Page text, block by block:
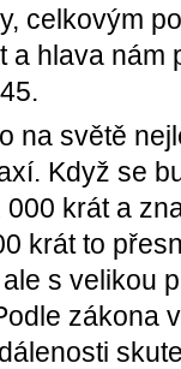
celkovým
a hlava nám
na světě
Když se
krát a
krát to
s velikou
zákona